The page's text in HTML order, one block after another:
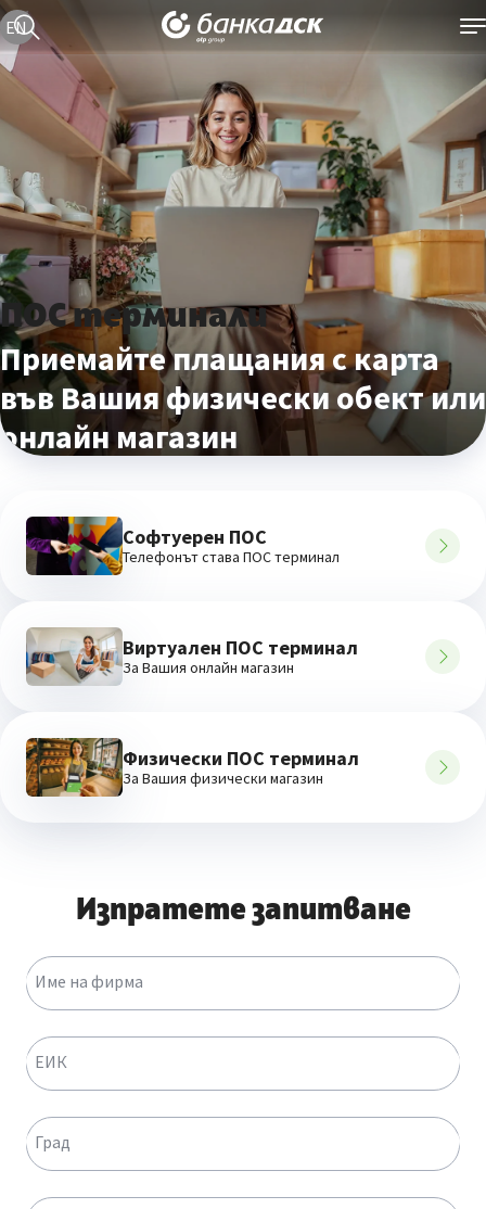
Текуща езикова версия е българска
EN
ПОС терминали
Приемайте плащания с карта
във Вашия физически обект или
онлайн магазин
Софтуерен ПОС
Телефонът става ПОС терминал
Виртуален ПОС терминал
За Вашия онлайн магазин
Физически ПОС терминал
За Вашия физически магазин
Изпратете запитване
Име на фирма
ЕИК
Град